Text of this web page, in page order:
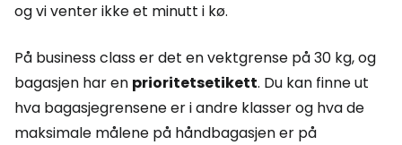
og vi venter ikke et minutt i kø.
På business class er det en vektgrense på 30 kg, og
bagasjen har en prioritetsetikett. Du kan finne ut
hva bagasjegrensene er i andre klasser og hva de
maksimale målene på håndbagasjen er på